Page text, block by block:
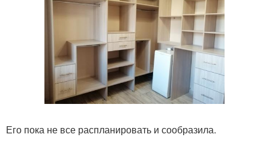
Его пока не все распланировать и сообразила.